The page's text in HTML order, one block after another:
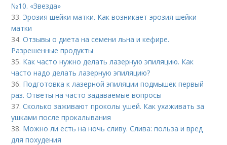
№10. «Звезда»
33. Эрозия шейки матки. Как возникает эрозия шейки
матки
34.Отзывы о диета на семени льна и кефире.
Разрешенные продукты
35. Как часто нужно делать лазерную эпиляцию. Как
часто надо делать лазерную эпиляцию?
36. Подготовка к лазерной эпиляции подмышек первый
раз. Ответы на часто задаваемые вопросы
37.Сколько заживают проколы ушей. Как ухаживать за
ушками после прокалывания
38. Можно ли есть на ночь сливу. Слива: польза и вред
для похудения